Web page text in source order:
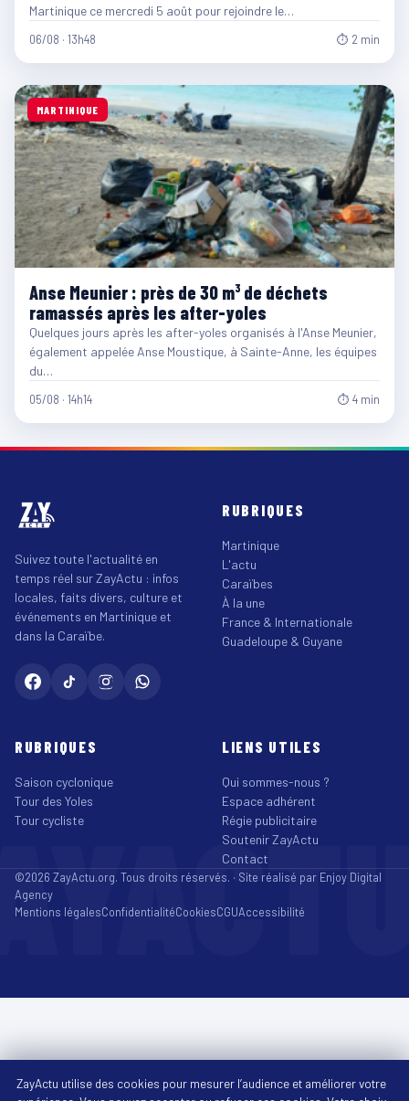
Martinique ce mercredi 5 août pour rejoindre le…
06/08 · 13h48 ⏱ 2 min
MARTINIQUE
Anse Meunier : près de 30 m³ de déchets
ramassés après les after-yoles
Quelques jours après les after-yoles organisés à l'Anse Meunier,
également appelée Anse Moustique, à Sainte-Anne, les équipes
du…
05/08 · 14h14 ⏱ 4 min
Suivez toute l'actualité en
temps réel sur ZayActu : infos
locales, faits divers, culture et
événements en Martinique et
dans la Caraïbe.
RUBRIQUES
Martinique
L'actu
Caraïbes
À la une
France & Internationale
Guadeloupe & Guyane
RUBRIQUES
Saison cyclonique
Tour des Yoles
Tour cycliste
LIENS UTILES
Qui sommes-nous ?
Espace adhérent
Régie publicitaire
Soutenir ZayActu
Contact
©2026 ZayActu.org. Tous droits réservés. · Site réalisé par Enjoy Digital
Agency
Mentions légalesConfidentialitéCookiesCGUAccessibilité
ZayActu utilise des cookies pour mesurer l’audience et améliorer votre